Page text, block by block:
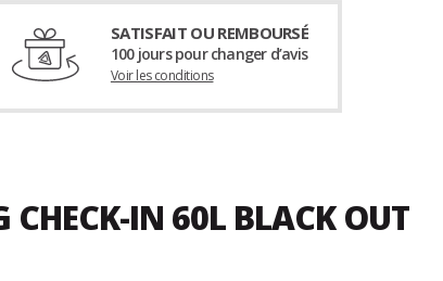
SATISFAIT OU REMBOURSÉ
100 jours pour changer d’avis
Voir les conditions
CHECK-IN 60L BLACK OUT